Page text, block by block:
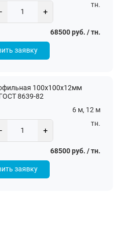
+
тн.
68500 руб. / тн.
заявку
100х100х12мм
8639-82
6 м, 12 м
+
тн.
68500 руб. / тн.
заявку